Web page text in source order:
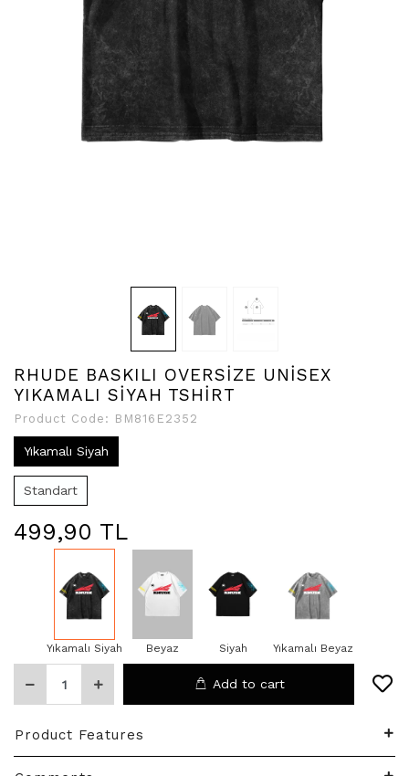
RHUDE BASKILI OVERSİZE UNİSEX
YIKAMALI SİYAH TSHİRT
Product Code: BM816E2352
Yıkamalı Siyah
Standart
499,90 TL
Yıkamalı Siyah Beyaz Siyah Yıkamalı Beyaz
Add to cart
Product Features